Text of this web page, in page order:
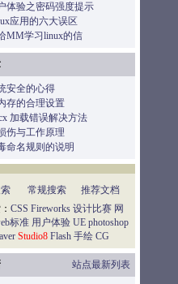
体验之密码强度提示
应用的六大误区
MM学习linux的信
安全的心得
存的合理设置
加载错误解决方法
伤与工作原理
命名规则的说明
常规搜索
推荐文档
CSS Fireworks 设计比赛 网
标准 用户体验 UE photoshop
Studio8 Flash 手绘 CG
站点最新列表